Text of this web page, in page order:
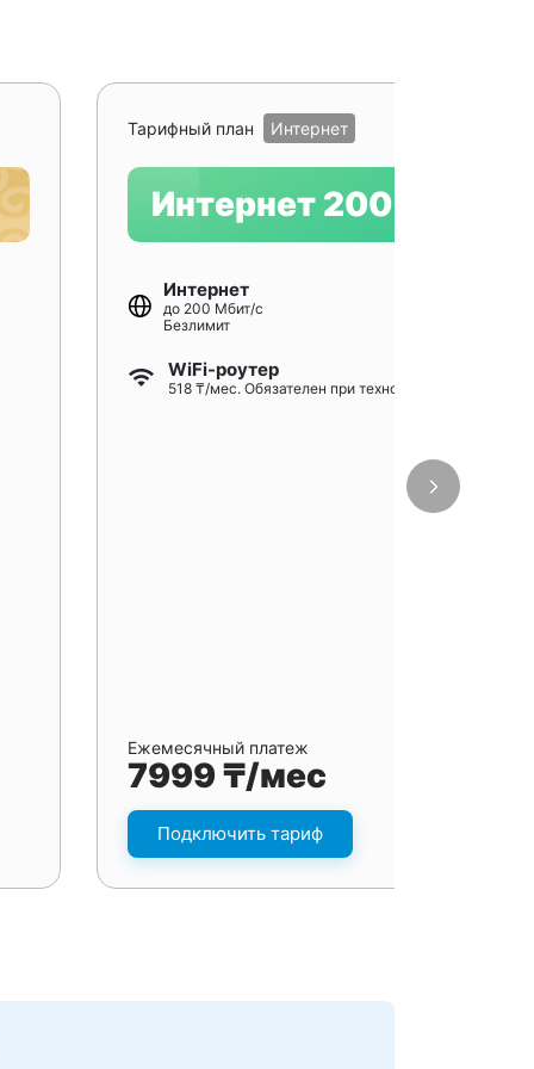
Тарифный план Интернет
Интернет 200
Интернет
до 200 Мбит/с
Безлимит
WiFi-роутер
518 ₸/мес. Обязателен при технологии GPON
Ежемесячный платеж
7999 ₸/мес
Подключить тариф